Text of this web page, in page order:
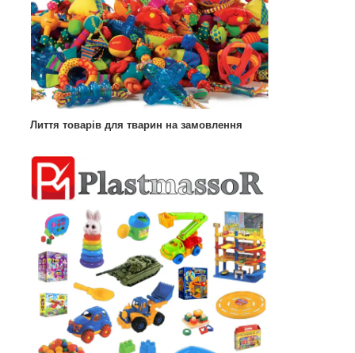
Лиття товарів для тварин на замовлення